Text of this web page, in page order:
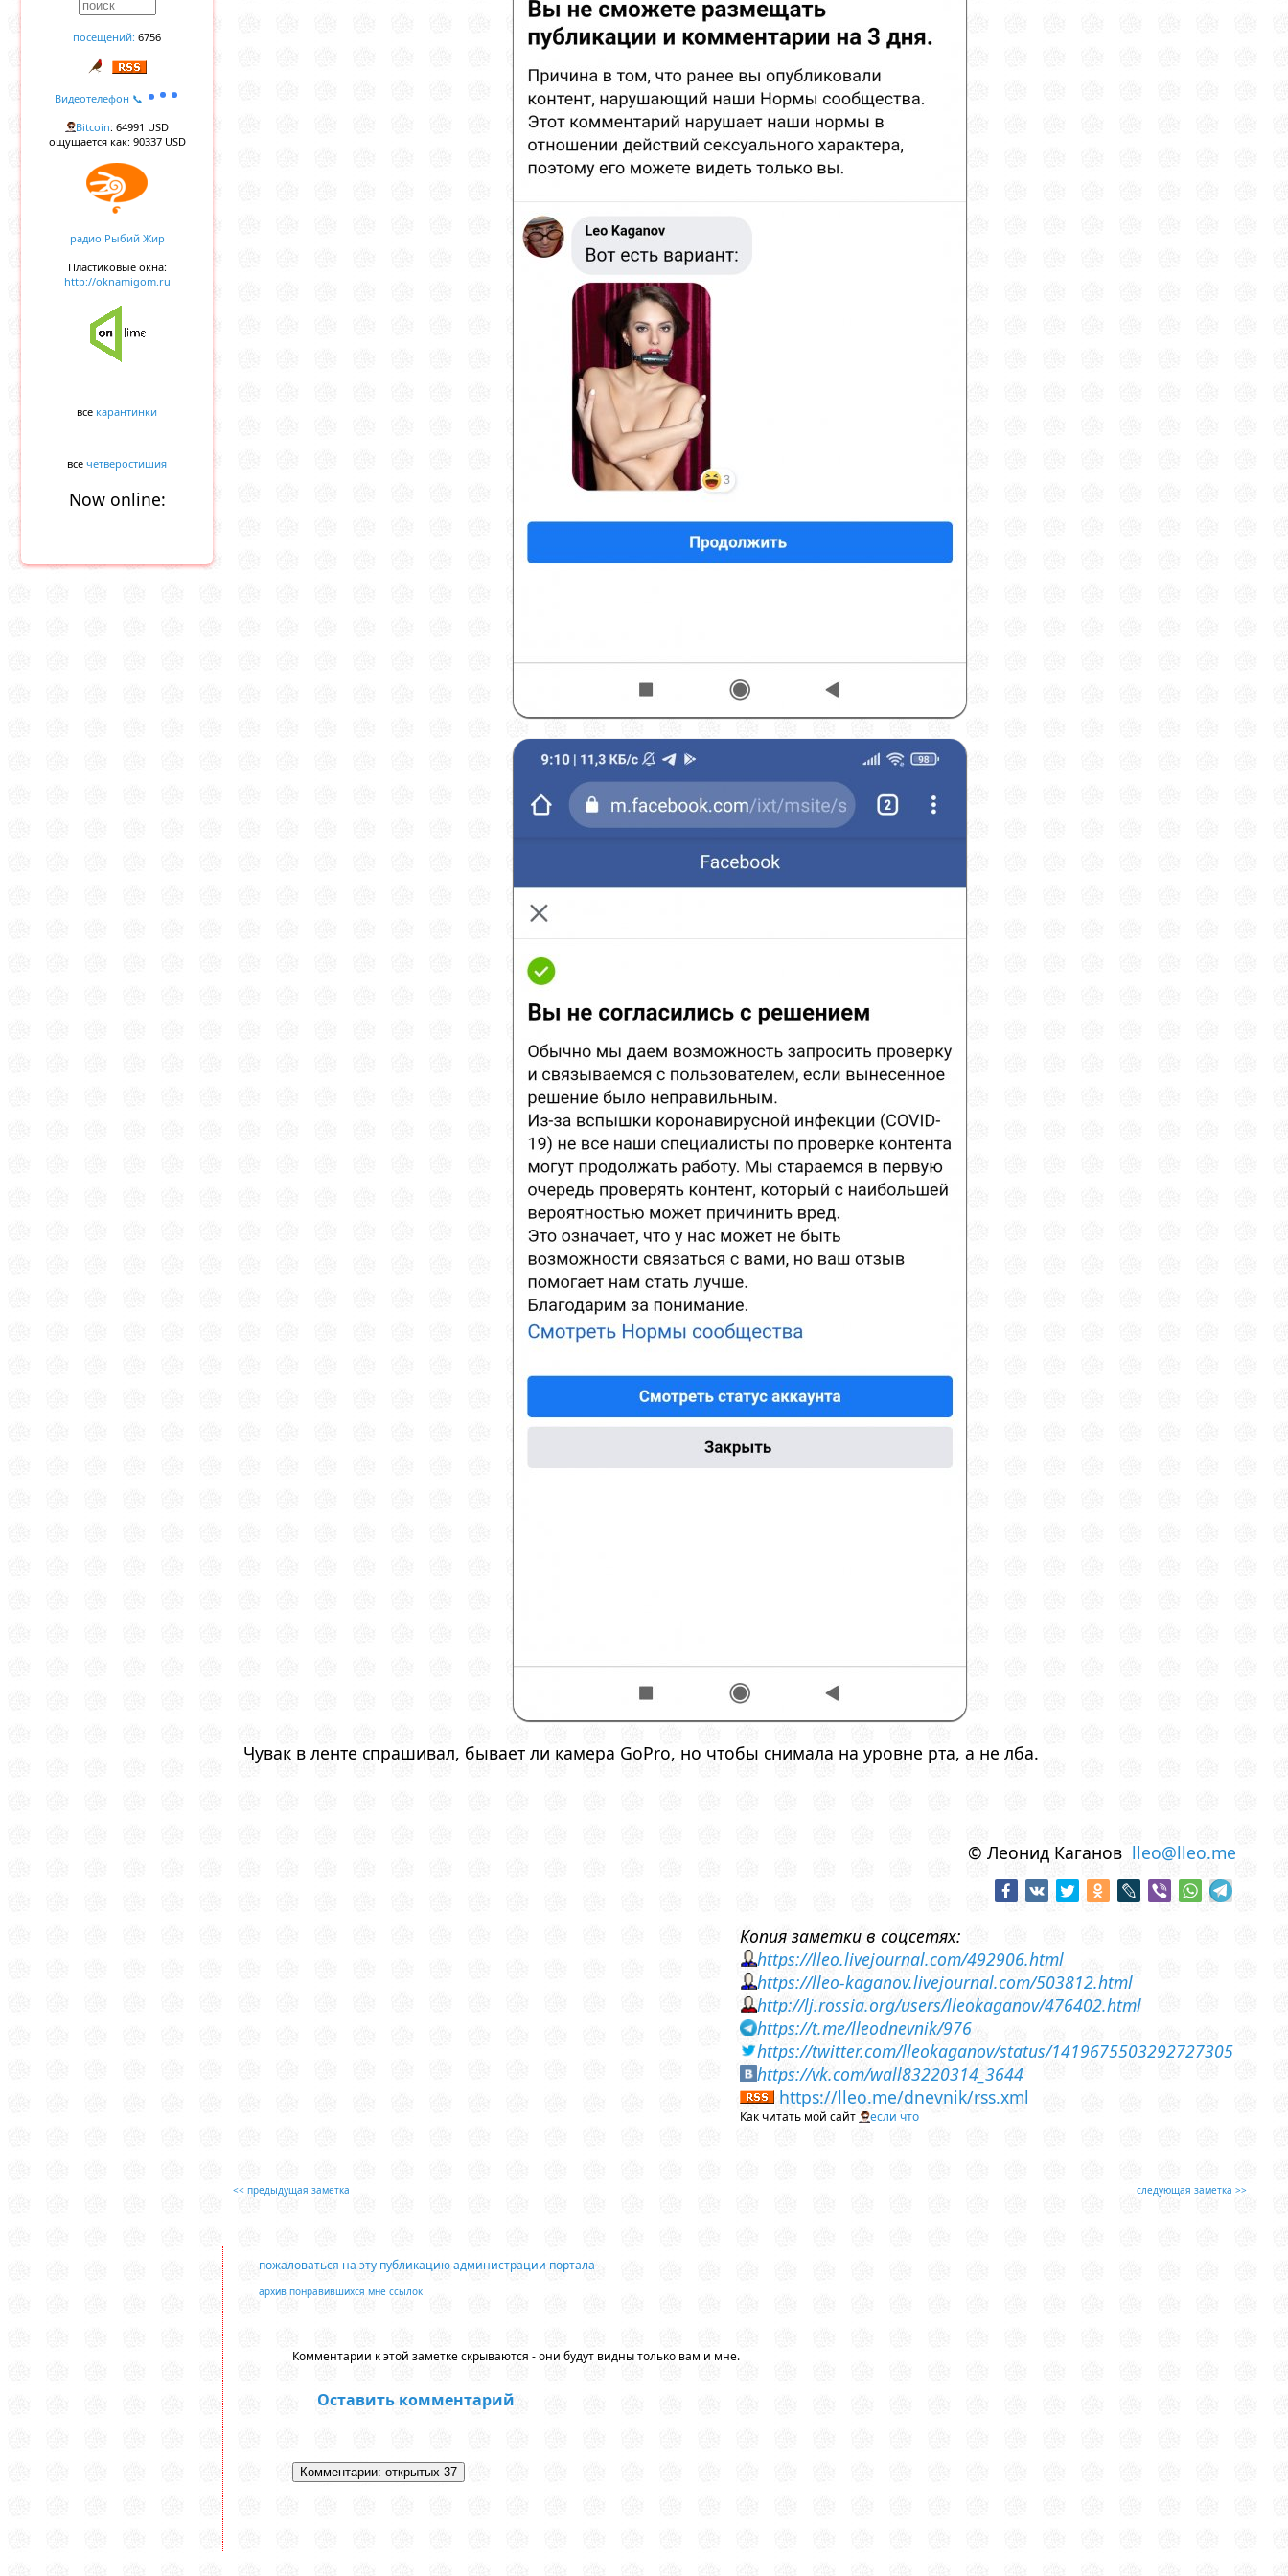
посещений: 6756
Видеотелефон 📞
Bitcoin: 64991 USD
ощущается как: 90337 USD
радио Рыбий Жир
Пластиковые окна:
http://oknamigom.ru
все карантинки
все четверостишия
Now online:
Чувак в ленте спрашивал, бывает ли камера GoPro, но чтобы снимала на уровне рта, а не лба.
© Леонид Каганов lleo@lleo.me
Копия заметки в соцсетях:
https://lleo.livejournal.com/492906.html
https://lleo-kaganov.livejournal.com/503812.html
http://lj.rossia.org/users/lleokaganov/476402.html
https://t.me/lleodnevnik/976
https://twitter.com/lleokaganov/status/1419675503292727305
https://vk.com/wall83220314_3644
https://lleo.me/dnevnik/rss.xml
Как читать мой сайт если что
<< предыдущая заметка следующая заметка >>
пожаловаться на эту публикацию администрации портала
архив понравившихся мне ссылок
Комментарии к этой заметке скрываются - они будут видны только вам и мне.
Оставить комментарий